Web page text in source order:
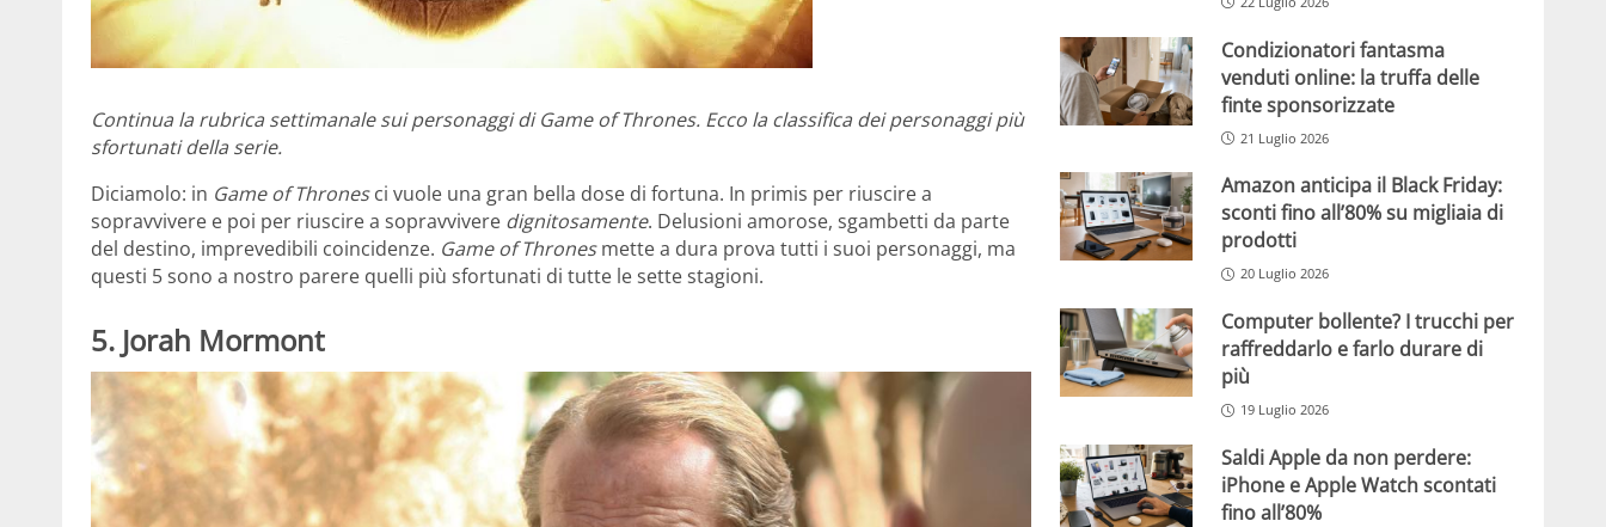
Continua la rubrica settimanale sui personaggi di Game of Thrones. Ecco la classifica dei personaggi più
sfortunati della serie.
Diciamolo: in Game of Thronesci vuole una gran bella dose di fortuna. In primis per riuscire a
sopravvivere e poi per riuscire a sopravvivere dignitosamente. Delusioni amorose, sgambetti da parte
del destino, imprevedibili coincidenze. Game of Thronesmette a dura prova tutti i suoi personaggi, ma
questi 5 sono a nostro parere quelli più sfortunati di tutte le sette stagioni.
5. Jorah Mormont
Condizionatori fantasma
venduti online: la truffa delle
finte sponsorizzate
21 Luglio 2026
Amazon anticipa il Black Friday:
sconti fino all’80% su migliaia di
prodotti
20 Luglio 2026
Computer bollente? I trucchi per
raffreddarlo e farlo durare di
più
19 Luglio 2026
Saldi Apple da non perdere:
iPhone e Apple Watch scontati
fino all’80%